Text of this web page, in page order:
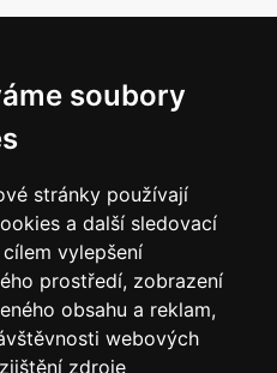
soubory
stránky používají
a další sledovací
vylepšení
prostředí, zobrazení
obsahu a reklam,
webových
zdroje
a dotazy nezůstanou bez odezvy.